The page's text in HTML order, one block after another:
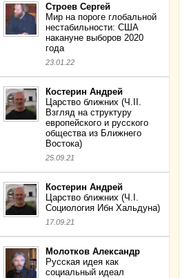
Строев Сергей
Мир на пороге глобальной
нестабильности: США
накануне выборов 2020
года
23.01.22
Костерин Андрей
Царство ближних (Ч.II.
Взгляд на структуру
европейского и русского
общества из Ближнего
Востока)
25.09.21
Костерин Андрей
Царство ближних (Ч.I.
Социология Ибн Хальдуна)
17.09.21
Молотков Александр
Русская идея как
социальный идеал